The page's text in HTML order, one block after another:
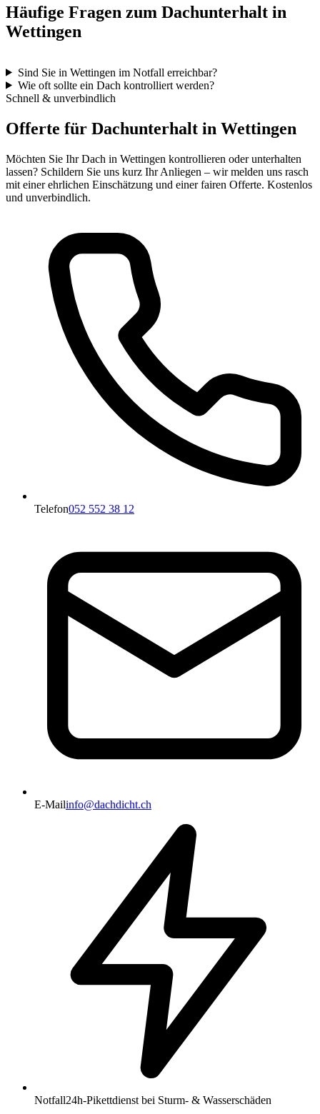
Häufige Fragen zum Dachunterhalt in
Wettingen
Sind Sie in Wettingen im Notfall erreichbar?
Wie oft sollte ein Dach kontrolliert werden?
Schnell & unverbindlich
Offerte für Dachunterhalt in Wettingen
Möchten Sie Ihr Dach in Wettingen kontrollieren oder unterhalten
lassen? Schildern Sie uns kurz Ihr Anliegen – wir melden uns rasch
mit einer ehrlichen Einschätzung und einer fairen Offerte. Kostenlos
und unverbindlich.
Telefon052 552 38 12
E-Mailinfo@dachdicht.ch
Notfall24h-Pikettdienst bei Sturm- & Wasserschäden